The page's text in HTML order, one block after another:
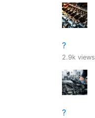
?
2.9k views
?